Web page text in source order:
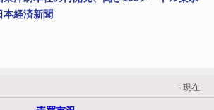
経済新聞
- 現在